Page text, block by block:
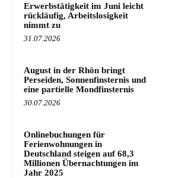
Erwerbstätigkeit im Juni leicht
rückläufig, Arbeitslosigkeit
nimmt zu
31.07.2026
August in der Rhön bringt
Perseiden, Sonnenfinsternis und
eine partielle Mondfinsternis
30.07.2026
Onlinebuchungen für
Ferienwohnungen in
Deutschland steigen auf 68,3
Millionen Übernachtungen im
Jahr 2025